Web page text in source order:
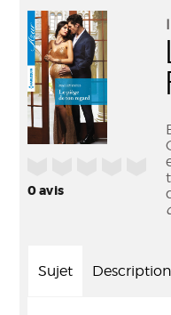
0avis
Sujet Description